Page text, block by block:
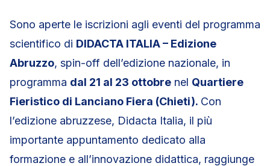
Sono aperte le iscrizioni agli eventi del programma
scientifico di DIDACTA ITALIA – Edizione
Abruzzo, spin-off dell’edizione nazionale, in
programma dal 21 al 23 ottobre nel Quartiere
Fieristico di Lanciano Fiera (Chieti). Con
l’edizione abruzzese, Didacta Italia, il più
importante appuntamento dedicato alla
formazione e all’innovazione didattica, raggiunge